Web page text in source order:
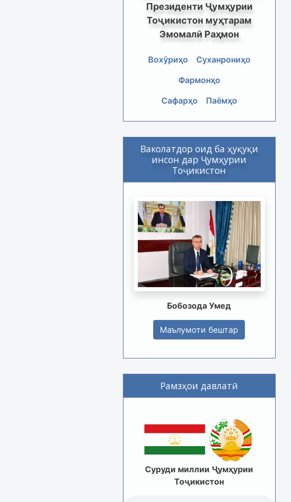
Президенти Ҷумҳурии
Тоҷикистон муҳтарам
Эмомалӣ Раҳмон
Вохӯриҳо
Суханрониҳо
Фармонҳо
Сафарҳо
Паёмҳо
Ваколатдор оид ба ҳуқуқи
инсон дар Ҷумҳурии
Тоҷикистон
Бобозода Умед
Маълумоти бештар
Рамзҳои давлатӣ
Суруди миллии Ҷумҳурии
Тоҷикистон